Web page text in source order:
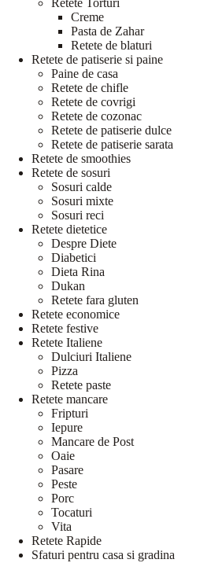
Retete Torturi
Creme
Pasta de Zahar
Retete de blaturi
Retete de patiserie si paine
Paine de casa
Retete de chifle
Retete de covrigi
Retete de cozonac
Retete de patiserie dulce
Retete de patiserie sarata
Retete de smoothies
Retete de sosuri
Sosuri calde
Sosuri mixte
Sosuri reci
Retete dietetice
Despre Diete
Diabetici
Dieta Rina
Dukan
Retete fara gluten
Retete economice
Retete festive
Retete Italiene
Dulciuri Italiene
Pizza
Retete paste
Retete mancare
Fripturi
Iepure
Mancare de Post
Oaie
Pasare
Peste
Porc
Tocaturi
Vita
Retete Rapide
Sfaturi pentru casa si gradina